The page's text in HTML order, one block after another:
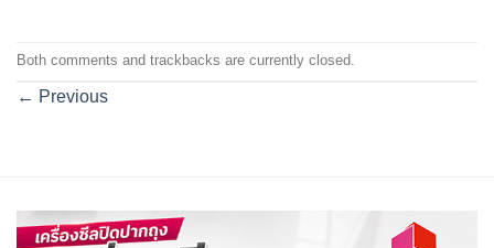
Both comments and trackbacks are currently closed.
← Previous